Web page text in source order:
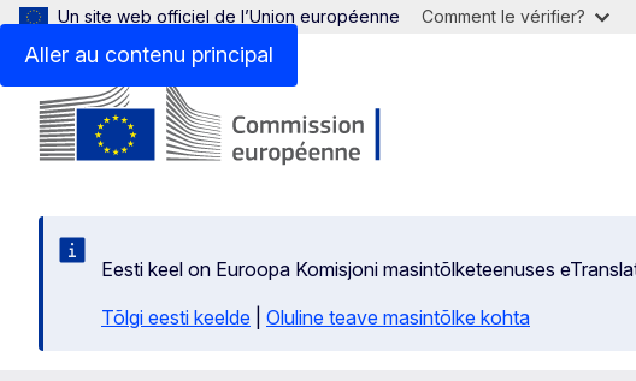
Aller au contenu principal
Un site web officiel de l’Union européenne Comment le vérifier?
Eesti keel on Euroopa Komisjoni masintõlketeenuses
Tõlgi eesti keelde
Oluline teave masintõlke kohta